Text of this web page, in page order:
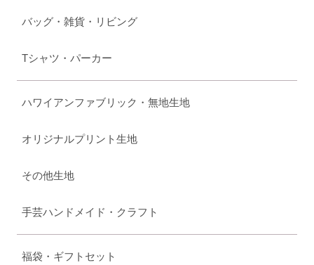
バッグ・雑貨・リビング
Tシャツ・パーカー
ハワイアンファブリック・無地生地
オリジナルプリント生地
その他生地
手芸ハンドメイド・クラフト
福袋・ギフトセット